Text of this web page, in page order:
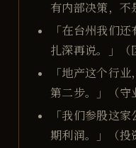
有内部决策，不
「在台州我们
扎深再说。」（
「地产这个行
第二步。」（守
「我们参股这
期利润。」（投